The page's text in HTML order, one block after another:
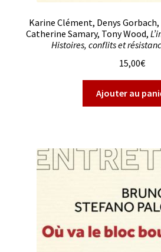
Karine Clément, Denys
Catherine Samary, Tony Wood,
Histoires, conflits et
15,00€
Ajouter au